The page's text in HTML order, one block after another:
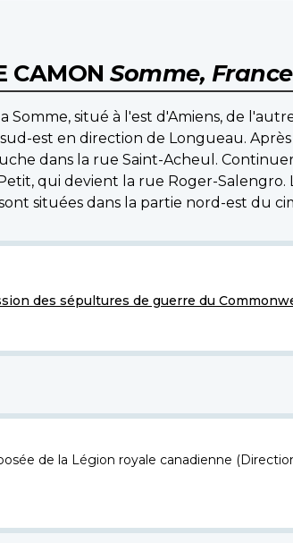
CAMON Somme, France
situé à l'est d'Amiens, de
est en direction de Longueau.
dans la rue Saint-Acheul.
qui devient la rue Roger-
situées dans la partie nord-est du
des sépultures de guerre du
de la Légion royale canadienne